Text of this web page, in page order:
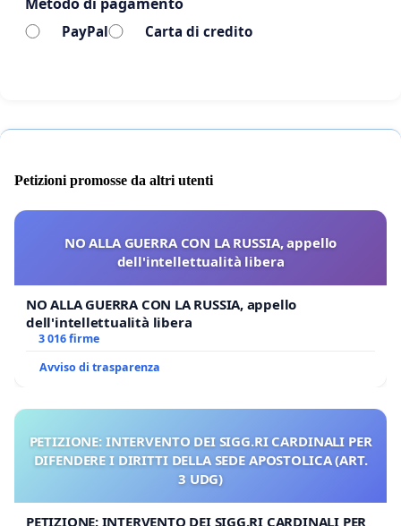
portare Marco Cavallo nella nostra città.
PayPal Carta di credito
Petizioni promosse da altri utenti
NO ALLA GUERRA CON LA RUSSIA, appello
dell'intellettualità libera
NO ALLA GUERRA CON LA RUSSIA, appello
dell'intellettualità libera
3 016 firme
Avviso di trasparenza
PETIZIONE: INTERVENTO DEI SIGG.RI CARDINALI PER
DIFENDERE I DIRITTI DELLA SEDE APOSTOLICA (ART.
3 UDG)
PETIZIONE: INTERVENTO DEI SIGG.RI CARDINALI PER